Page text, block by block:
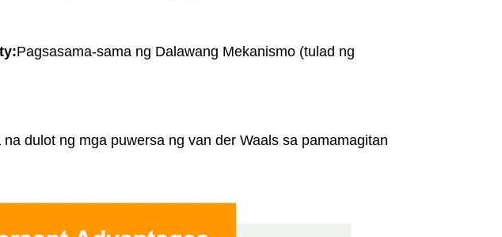
Pagsasama-sama ng Dalawang Mekanismo (tulad ng
dulot ng mga puwersa ng van der Waals sa pamamagitan